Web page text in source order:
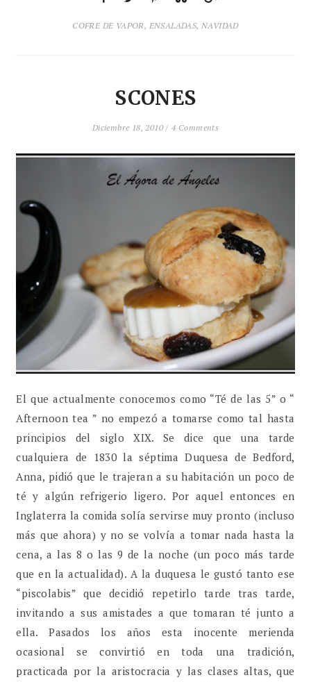
COFRE DE VAPOR, ENSALADAS, NAVIDAD
SCONES
Diciembre 18, 2010 / 4 Comments
El que actualmente conocemos como “Té de las 5” o “
Afternoon tea ” no empezó a tomarse como tal hasta
principios del siglo XIX. Se dice que una tarde
cualquiera de 1830 la séptima Duquesa de Bedford,
Anna, pidió que le trajeran a su habitación un poco de
té y algún refrigerio ligero. Por aquel entonces en
Inglaterra la comida solía servirse muy pronto (incluso
más que ahora) y no se volvía a tomar nada hasta la
cena, a las 8 o las 9 de la noche (un poco más tarde
que en la actualidad). A la duquesa le gustó tanto ese
“piscolabis” que decidió repetirlo tarde tras tarde,
invitando a sus amistades a que tomaran té junto a
ella. Pasados los años esta inocente merienda
ocasional se convirtió en toda una tradición,
practicada por la aristocracia y las clases altas, que